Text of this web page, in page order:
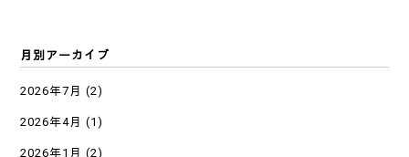
月別アーカイブ
2026年7月 (2)
2026年4月 (1)
2026年1月 (2)